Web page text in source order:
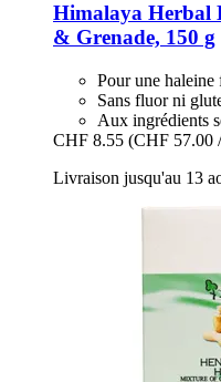
Himalaya Herbal
& Grenade, 150 g
Pour une haleine
Sans fluor ni
Aux ingrédients
CHF 8.55 (CHF 57.00
Livraison jusqu'au 13